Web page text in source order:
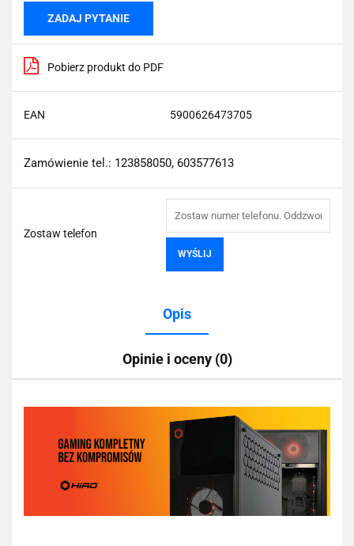
ZADAJ PYTANIE
Pobierz produkt do PDF
EAN 5900626473705
Zamówienie tel.: 123858050, 603577613
Zostaw telefon
WYŚLIJ
Opis
Opinie i oceny (0)